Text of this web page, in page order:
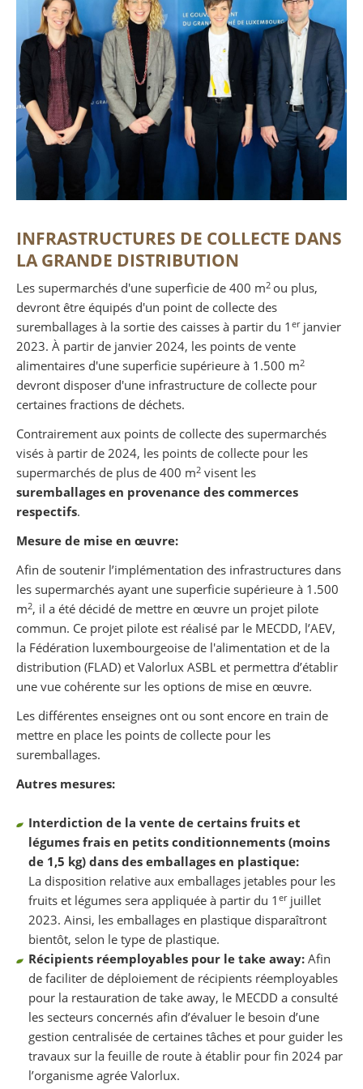
INFRASTRUCTURES DE COLLECTE DANS
LA GRANDE DISTRIBUTION
Les supermarchés d'une superficie de 400 m2 ou plus,
devront être équipés d'un point de collecte des
suremballages à la sortie des caisses à partir du 1 erjanvier
2023. À partir de janvier 2024, les points de vente
alimentaires d'une superficie supérieure à 1.500 m2
devront disposer d'une infrastructure de collecte pour
certaines fractions de déchets.
Contrairement aux points de collecte des supermarchés
visés à partir de 2024, les points de collecte pour les
supermarchés de plus de 400 m2 visent les
suremballages en provenance des commerces
respectifs.
Mesure de mise en œuvre:
Afin de soutenir l’implémentation des infrastructures dans
les supermarchés ayant une superficie supérieure à 1.500
m2, il a été décidé de mettre en œuvre un projet pilote
commun. Ce projet pilote est réalisé par le MECDD, l’AEV,
la Fédération luxembourgeoise de l'alimentation et de la
distribution (FLAD) et Valorlux ASBL et permettra d’établir
une vue cohérente sur les options de mise en œuvre.
Les différentes enseignes ont ou sont encore en train de
mettre en place les points de collecte pour les
suremballages.
Autres mesures:
Interdiction de la vente de certains fruits et
légumes frais en petits conditionnements (moins
de 1,5 kg) dans des emballages en plastique:
La disposition relative aux emballages jetables pour les
fruits et légumes sera appliquée à partir du 1 erjuillet
2023. Ainsi, les emballages en plastique disparaîtront
bientôt, selon le type de plastique.
Récipients réemployables pour le take away: Afin
de faciliter de déploiement de récipients réemployables
pour la restauration de take away, le MECDD a consulté
les secteurs concernés afin d’évaluer le besoin d’une
gestion centralisée de certaines tâches et pour guider les
travaux sur la feuille de route à établir pour fin 2024 par
l’organisme agrée Valorlux.